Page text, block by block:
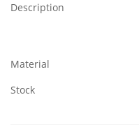
Description
Material
Stock